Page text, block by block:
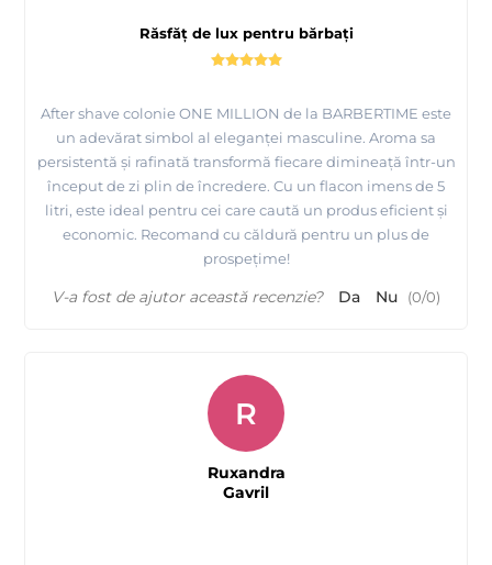
Răsfăț de lux pentru bărbați
After shave colonie ONE MILLION de la BARBERTIME este
un adevărat simbol al eleganței masculine. Aroma sa
persistentă și rafinată transformă fiecare dimineață într-un
început de zi plin de încredere. Cu un flacon imens de 5
litri, este ideal pentru cei care caută un produs eficient și
economic. Recomand cu căldură pentru un plus de
prospețime!
V-a fost de ajutor această recenzie? Da Nu (0/0)
R
Ruxandra
Gavril